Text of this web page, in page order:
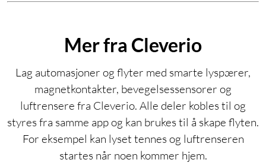
skjerm
4.0 (596)
399,-499,90
Stor og tydelig fargeskjerm
Måler temperatur og
Værprognose og trender
Rubicson
luftfuktighetssensor til
værstasjon
4.0 (101)
129 90
Rekkevidde på opptil 50
meter
Måler temperatur og
Mer fra Cleverio
Lag automasjoner og flyter med smarte lyspærer,
magnetkontakter, bevegelsessensorer og
luftrensere fra Cleverio. Alle deler kobles til og
styres fra samme app og kan brukes til å skape flyten.
For eksempel kan lyset tennes og luftrenseren
startes når noen kommer hjem.